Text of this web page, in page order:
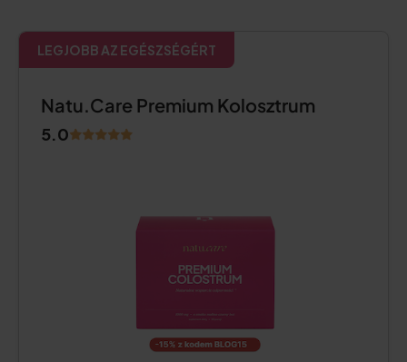
LEGJOBB AZ EGÉSZSÉGÉRT
Natu.Care Premium Kolosztrum
5.0